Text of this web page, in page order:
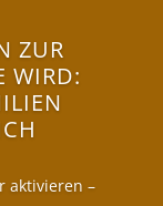
ZUR
WIRD:
aktivieren –